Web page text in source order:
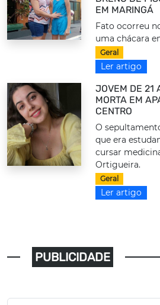
EM MARINGÁ
Fato ocorreu
uma chácara
Geral
Ler artigo
JOVEM DE 21
MORTA EM
CENTRO
O
que era
cursar
Ortigueira.
Geral
Ler artigo
PUBLICIDADE